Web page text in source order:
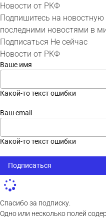
Новости от РКФ
Подпишитесь на
последними новостями в
Подписаться Не сейчас
Новости от РКФ
Ваше имя
Какой-то текст ошибки
Ваш email
Какой-то текст ошибки
Подписаться
Спасибо за подписку.
Одно или несколько полей